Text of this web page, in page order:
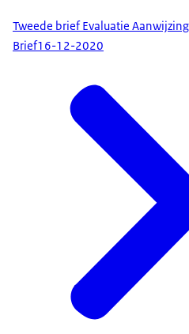
Tweede brief Evaluatie
Brief16-12-2020